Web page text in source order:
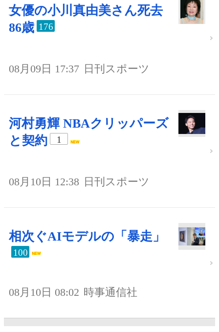
女優の小川真由美さん死去
86歳 176
08月09日 17:37 日刊スポーツ
河村勇輝 NBAクリッパーズ
と契約
1
08月10日 12:38 日刊スポーツ
相次ぐAIモデルの「暴走」
100
08月10日 08:02 時事通信社